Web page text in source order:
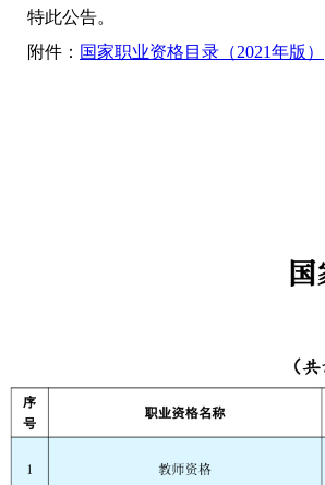
特此公告。
附件： 国家职业资格目录（2021年版）